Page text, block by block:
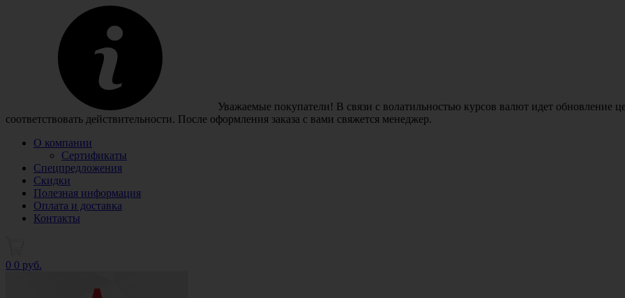
Уважаемые покупатели! В связи с волатильностью курсов валют идет обновление
соответствовать действительности. После оформления заказа с вами свяжется менеджер.
О компании
Сертификаты
Спецпредложения
Скидки
Полезная информация
Оплата и доставка
Контакты
0 0 руб.